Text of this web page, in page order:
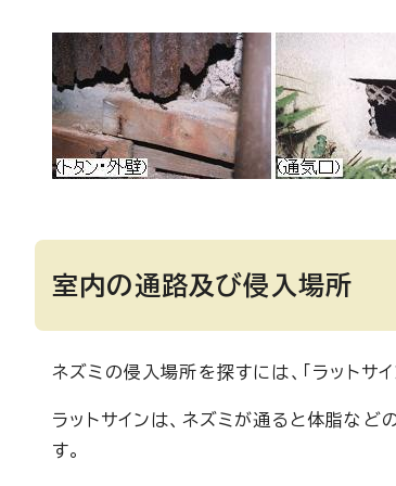
室内の通路及び侵入場所
ネズミの侵入場所を探すには、「ラットサ
ラットサインは、ネズミが通ると体脂な
す。